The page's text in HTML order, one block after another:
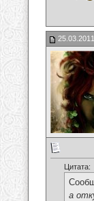
Цитата:
а